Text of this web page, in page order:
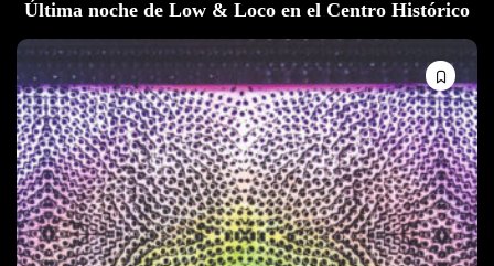
Última noche de Low & Loco en el Centro Histórico